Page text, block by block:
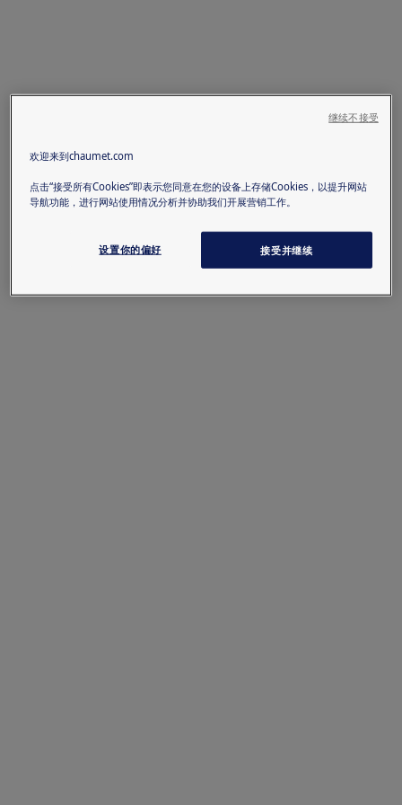
欢迎来到chaumet.com
点击“接受所有Cookies”即表示您同意在您的设备上存储Cookies，以提升网站
导航功能，进行网站使用情况分析并协助我们开展营销工作。
设置你的偏好 接受并继续
继续不接受